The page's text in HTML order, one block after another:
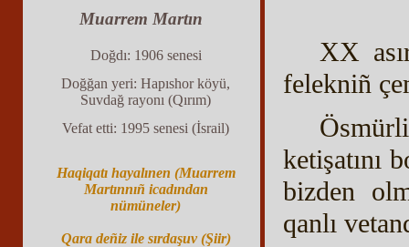
Muarrem Martın
Doğdı: 1906 senesi
Doğğan yeri: Hapıshor köyü,
Suvdağ rayonı (Qırım)
Vefat etti: 1995 senesi (İsrail)
Haqiqatı hayalınen (Muarrem
Martınnıñ icadından
nümüneler)
Qara deñiz ile sırdaşuv (Şiir)
XX
felekniñ
ketişatını
bizden
qanlı